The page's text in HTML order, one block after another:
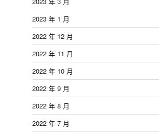
2023 年 1 月
2022 年 12 月
2022 年 11 月
2022 年 10 月
2022 年 9 月
2022 年 8 月
2022 年 7 月